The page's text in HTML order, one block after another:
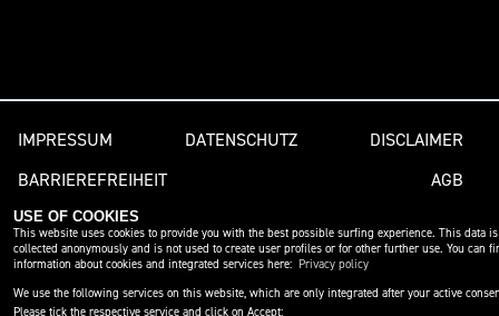
AGB
IMPRESSUM DATENSCHUTZ
DISCLAIMER
BARRIEREFREIHEIT
USE OF COOKIES
This website uses cookies to provide you with the best possible surfing experience. This data is
collected anonymously and is not used to create user profiles or for other further use. You can
information about cookies and integrated services here: Privacy policy
We use the following services on this website, which are only integrated after your active
Please tick the respective service and click on Accept: